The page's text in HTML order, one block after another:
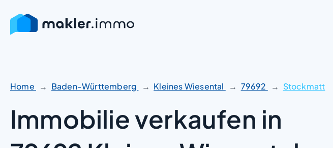
Home Baden-Württemberg Kleines Wiesental 79692 Stockmatt
Immobilie verkaufen in